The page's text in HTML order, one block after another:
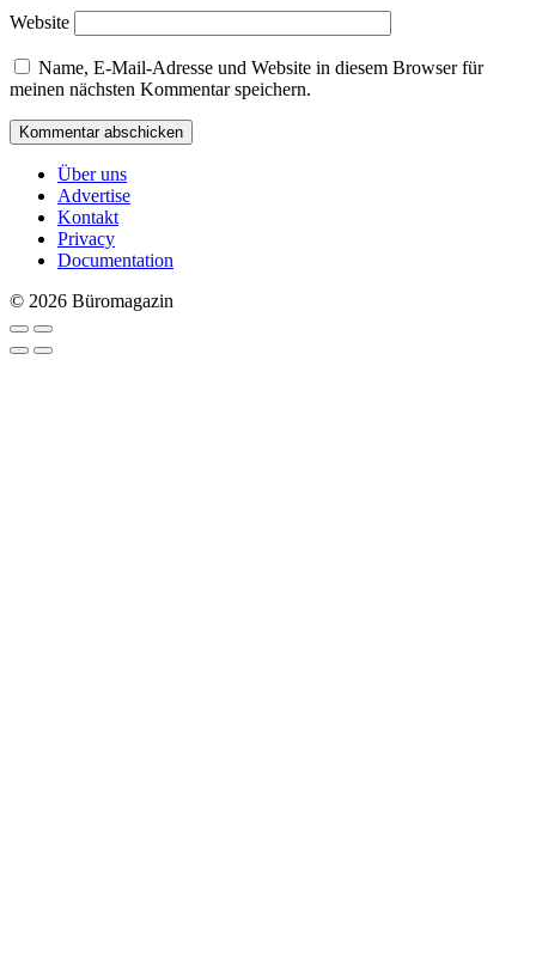
Website
Name, E-Mail-Adresse und Website in diesem Browser für
meinen nächsten Kommentar speichern.
Über uns
Advertise
Kontakt
Privacy
Documentation
© 2026 Büromagazin